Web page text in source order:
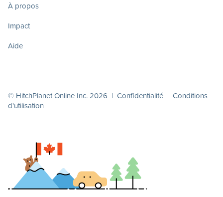
À propos
Impact
Aide
© HitchPlanet Online Inc. 2026 | Confidentialité | Conditions
d'utilisation